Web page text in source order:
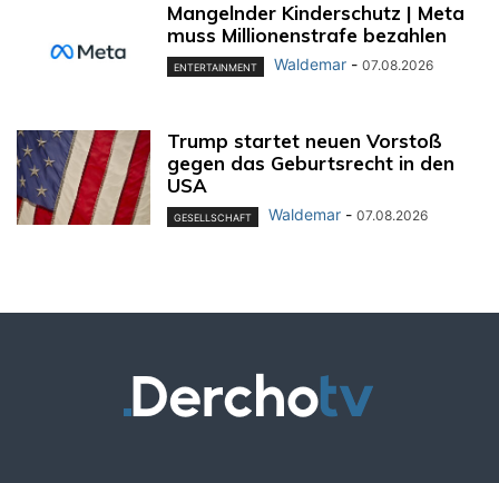
Mangelnder Kinderschutz | Meta
muss Millionenstrafe bezahlen
ENTERTAINMENT Waldemar - 07.08.2026
Trump startet neuen Vorstoß
gegen das Geburtsrecht in den
USA
GESELLSCHAFT Waldemar - 07.08.2026